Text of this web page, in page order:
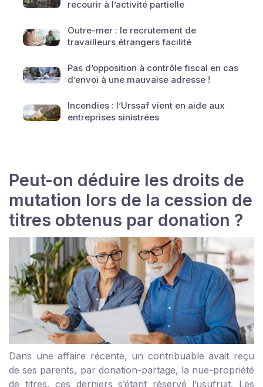
recourir à l’activité partielle
Outre-mer : le recrutement de
travailleurs étrangers facilité
Pas d’opposition à contrôle fiscal en cas
d’envoi à une mauvaise adresse !
Incendies : l’Urssaf vient en aide aux
entreprises sinistrées
Peut-on déduire les droits de
mutation lors de la cession de
titres obtenus par donation ?
Dans une affaire récente, un contribuable avait reçu
de ses parents, par donation-partage, la nue-propriété
de titres, ces derniers s’étant réservé l’usufruit. Les